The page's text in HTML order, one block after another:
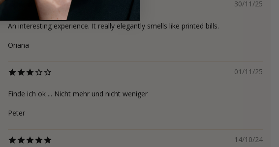
30/11/25
An interesting experience. It really elegantly smells like printed bills.
Oriana
01/11/25
Finde ich ok ... Nicht mehr und nicht weniger
Peter
14/10/24